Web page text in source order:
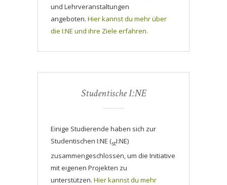
und Lehrveranstaltungen
angeboten. Hier kannst du mehr über
die I:NE und ihre Ziele erfahren.
Studentische I:NE
Einige Studierende haben sich zur
Studentischen I:NE (stI:NE)
zusammengeschlossen, um die Initiative
mit eigenen Projekten zu
unterstützen. Hier kannst du mehr